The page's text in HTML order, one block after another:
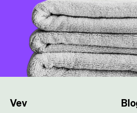
Vev